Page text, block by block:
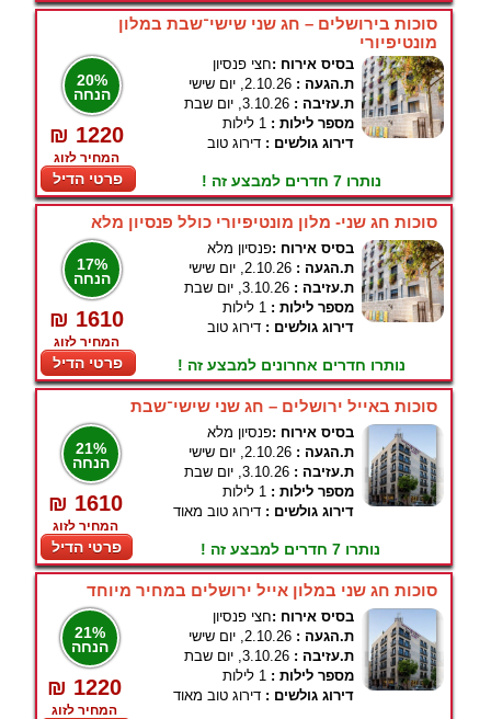
סוכות בירושלים – חג שני שישי־שבת במלון
מונטיפיורי
20%
הנחה
₪ 1220
המחיר לזוג
פרטי הדיל
בסיס אירוח :חצי פנסיון
ת.הגעה : 2.10.26, יום שישי
ת.עזיבה : 3.10.26, יום שבת
מספר לילות : 1 לילות
דירוג גולשים : דירוג טוב
נותרו 7 חדרים למבצע זה !
סוכות חג שני- מלון מונטיפיורי כולל פנסיון מלא
17%
הנחה
₪ 1610
המחיר לזוג
פרטי הדיל
בסיס אירוח :פנסיון מלא
ת.הגעה : 2.10.26, יום שישי
ת.עזיבה : 3.10.26, יום שבת
מספר לילות : 1 לילות
דירוג גולשים : דירוג טוב
נותרו חדרים אחרונים למבצע זה !
סוכות באייל ירושלים – חג שני שישי־שבת
21%
הנחה
₪ 1610
המחיר לזוג
פרטי הדיל
בסיס אירוח :פנסיון מלא
ת.הגעה : 2.10.26, יום שישי
ת.עזיבה : 3.10.26, יום שבת
מספר לילות : 1 לילות
דירוג גולשים : דירוג טוב מאוד
נותרו 7 חדרים למבצע זה !
סוכות חג שני במלון אייל ירושלים במחיר מיוחד
21%
הנחה
₪ 1220
המחיר לזוג
בסיס אירוח :חצי פנסיון
ת.הגעה : 2.10.26, יום שישי
ת.עזיבה : 3.10.26, יום שבת
מספר לילות : 1 לילות
דירוג גולשים : דירוג טוב מאוד